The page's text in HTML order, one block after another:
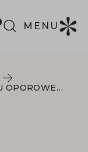
MENU
ODBUDOWA MURU OPOROWEGO PRZY MUZEUM NIKIFORA W KRYNICY - ZDRÓJ